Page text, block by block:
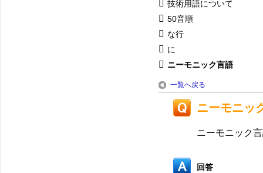
技術用語について
50音順
な行
に
ニーモニック言語
一覧へ戻る
ニーモニッ
ニーモニック
回答